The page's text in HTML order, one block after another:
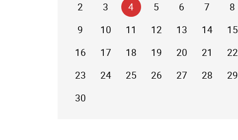
2
3 4 5 6 7
8
9
10 11 12 13 14
15
16
17 18 19 20 21
22
23
24 25 26 27 28
29
30